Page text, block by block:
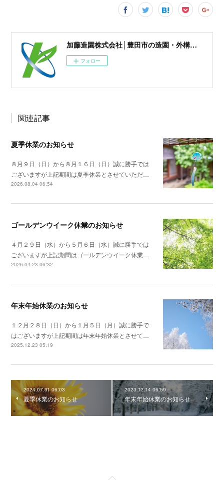
加藤造園株式会社│豊田市の造園・外構・エクステリア・緑地管理
フォロー
関連記事
夏季休業のお知らせ
８月９日（日）から８月１６日（日）誠に勝手では
ございますが上記期間は夏季休業とさせていただ…
2026.08.04 06:54
ゴールデンウイーク休業のお知らせ
４月２９日（水）から５月６日（水）誠に勝手では
ございますが上記期間はゴールデンウイーク休業…
2026.04.23 06:32
年末年始休業のお知らせ
１２月２８日（日）から１月５日（月）誠に勝手で
はございますが上記期間は年末年始休業とさせて…
2025.12.23 05:19
2024.07.31 06:03
夏季休業のお知らせ
2023.12.14 06:59
年末年始休業のお知らせ